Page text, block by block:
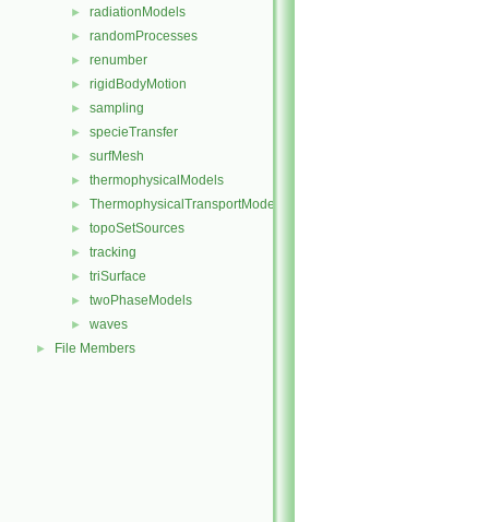
► radiationModels
► randomProcesses
► renumber
► rigidBodyMotion
► sampling
► specieTransfer
► surfMesh
► thermophysicalModels
► ThermophysicalTransportModels
► topoSetSources
► tracking
► triSurface
► twoPhaseModels
► waves
► File Members